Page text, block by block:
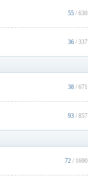
55 / 630
36 / 337
38 / 671
93 / 857
72 / 1690